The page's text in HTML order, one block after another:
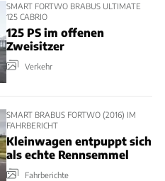
SMART FORTWO BRABUS ULTIMATE
125 CABRIO
125 PS im offenen
Zweisitzer
Verkehr
SMART BRABUS FORTWO (2016) IM
FAHRBERICHT
Kleinwagen entpuppt sich
als echte Rennsemmel
Fahrberichte